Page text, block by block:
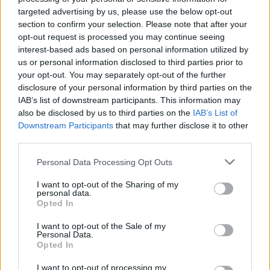
targeted advertising by us, please use the below opt-out
section to confirm your selection. Please note that after your
opt-out request is processed you may continue seeing
interest-based ads based on personal information utilized by
us or personal information disclosed to third parties prior to
your opt-out. You may separately opt-out of the further
disclosure of your personal information by third parties on the
IAB’s list of downstream participants. This information may
also be disclosed by us to third parties on the IAB’s List of
Downstream Participants that may further disclose it to other
Please note that this website/app uses one or more Google
not limited to your visit or usage behaviour. You may click to
grant or deny consent to Google and its third-party tags to
use your data for below specified purposes in below Google
consent section.
Personal Data Processing Opt Outs
I want to opt-out of the Sharing of my
personal data.
Opted In
I want to opt-out of the Sale of my
Personal Data.
Opted In
I want to opt-out of processing my
o
k
p
p
NOTIZIE RECENTI
Gallura, finti clienti svuotano le suite: furto da
50mila nel resort
Meteo Olbia 7 agosto, sole e caldo tornano
protagonisti
Test tunnel Olbia: rampe chiuse ancora fino a
fine agosto
amate dell’estate 2026